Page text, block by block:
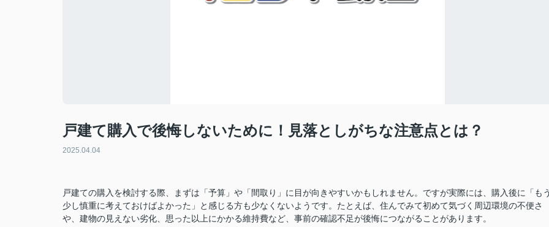
戸建て購入で後悔しないために！見落としがちな注意点とは？
2025.04.04
戸建ての購入を検討する際、まずは「予算」や「間取り」に目が向きやすいかもしれません。ですが実際には、購入後に「も
少し慎重に考えておけばよかった」と感じる方も少なくないようです。たとえば、住んでみて初めて気づく周辺環境の不便さ
や、建物の見えない劣化、思った以上にかかる維持費など、事前の確認不足が後悔につながることがあります。